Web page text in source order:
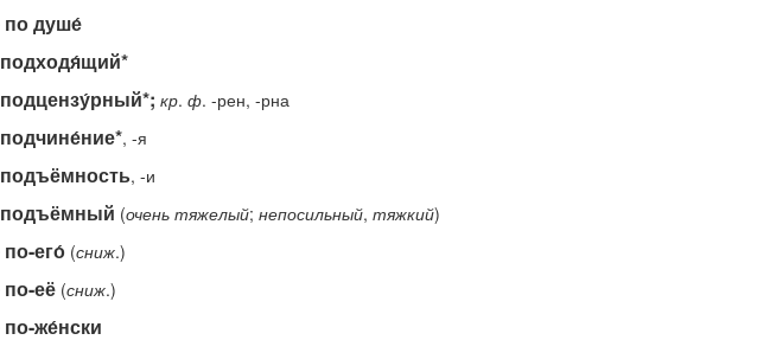
по душе́
кр. ф. -рен, -рна
, -я
, -и
(очень тяжелый; непосильный, тяжкий)
по-его́ (сниж.)
по-её (сниж.)
по-же́нски